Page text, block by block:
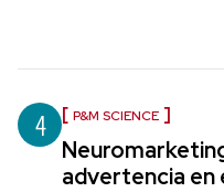
4 P&M SCIENCE
advertencia en